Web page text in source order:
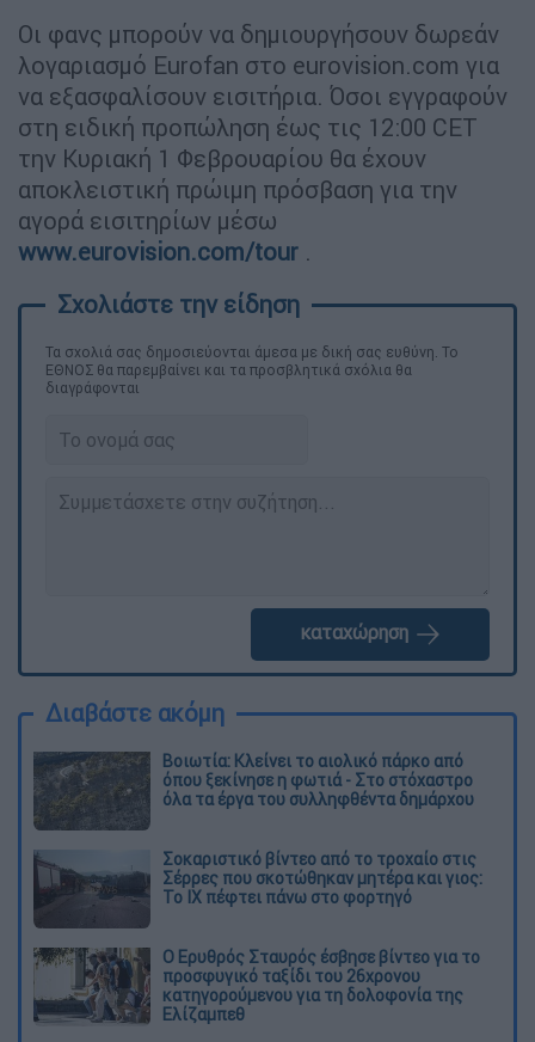
Οι φανς μπορούν να δημιουργήσουν δωρεάν
λογαριασμό Eurofan στο eurovision.com για
να εξασφαλίσουν εισιτήρια. Όσοι εγγραφούν
στη ειδική προπώληση έως τις 12:00 CET
την Κυριακή 1 Φεβρουαρίου θα έχουν
αποκλειστική πρώιμη πρόσβαση για την
αγορά εισιτηρίων μέσω
www.eurovision.com/tour .
Τα σχολιά σας δημοσιεύονται άμεσα με δική σας ευθύνη. Το
ΕΘΝΟΣ θα παρεμβαίνει και τα προσβλητικά σχόλια θα
διαγράφονται
καταχώρηση
Διαβάστε ακόμη
Βοιωτία: Κλείνει το αιολικό πάρκο από
όπου ξεκίνησε η φωτιά - Στο στόχαστρο
όλα τα έργα του συλληφθέντα δημάρχου
Σοκαριστικό βίντεο από το τροχαίο στις
Σέρρες που σκοτώθηκαν μητέρα και γιος:
Το ΙΧ πέφτει πάνω στο φορτηγό
Ο Ερυθρός Σταυρός έσβησε βίντεο για το
προσφυγικό ταξίδι του 26χρονου
κατηγορούμενου για τη δολοφονία της
Ελίζαμπεθ